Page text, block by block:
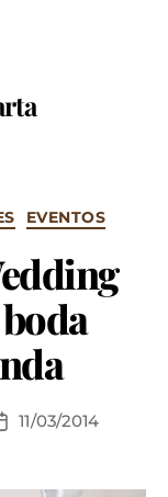
EVENTOS
11/03/2014